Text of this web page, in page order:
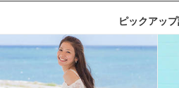
ピックアッ